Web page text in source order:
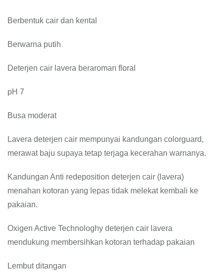
Berbentuk cair dan kental
Berwarna putih
Deterjen cair lavera beraroman floral
pH 7
Busa moderat
Lavera deterjen cair mempunyai kandungan colorguard,
merawat baju supaya tetap terjaga kecerahan warnanya.
Kandungan Anti redeposition deterjen cair (lavera)
menahan kotoran yang lepas tidak melekat kembali ke
pakaian.
Oxigen Active Technologhy deterjen cair lavera
mendukung membersihkan kotoran terhadap pakaian
Lembut ditangan